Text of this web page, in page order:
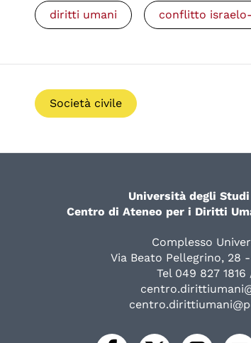
diritti umani conflitto
Società civile
Università degli
Centro di Ateneo per i Diritti
Complesso
Via Beato Pellegrino, 28 -
Tel 049 827 1816